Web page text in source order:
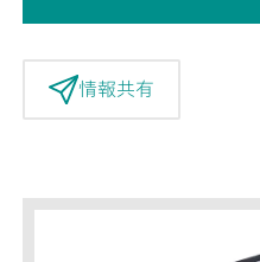
情報共有